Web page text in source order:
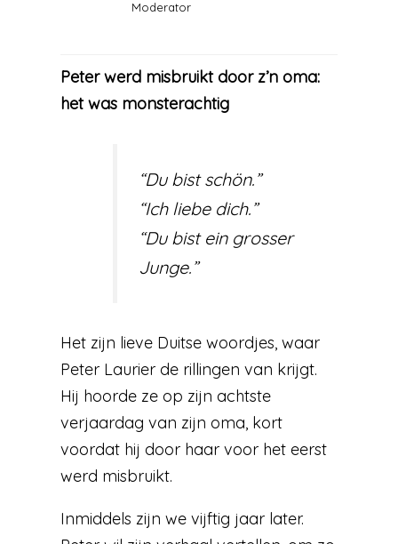
Moderator
Peter werd misbruikt door z’n oma:
het was monsterachtig
“Du bist schön.”
“Ich liebe dich.”
“Du bist ein grosser
Junge.”
Het zijn lieve Duitse woordjes, waar
Peter Laurier de rillingen van krijgt.
Hij hoorde ze op zijn achtste
verjaardag van zijn oma, kort
voordat hij door haar voor het eerst
werd misbruikt.
Inmiddels zijn we vijftig jaar later.